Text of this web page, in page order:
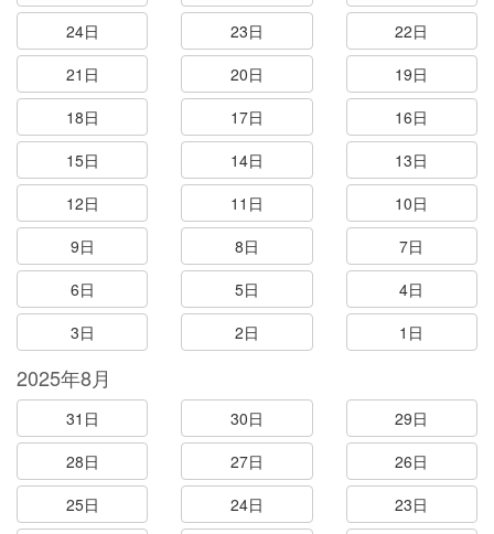
24日
23日
22日
21日
20日
19日
18日
17日
16日
15日
14日
13日
12日
11日
10日
9日
8日
7日
6日
5日
4日
3日
2日 1日
2025年8月
31日 30日
29日
28日
27日
26日
25日
24日
23日